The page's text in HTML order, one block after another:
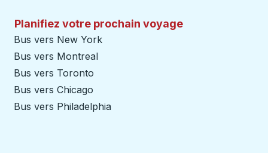
Planifiez votre prochain voyage
Bus vers New York
Bus vers Montreal
Bus vers Toronto
Bus vers Chicago
Bus vers Philadelphia